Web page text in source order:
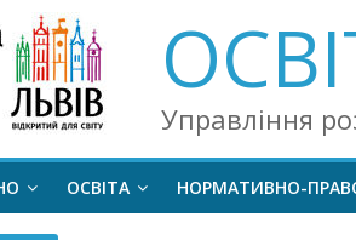
Управління
ОСВІТА НОРМАТИВНО-